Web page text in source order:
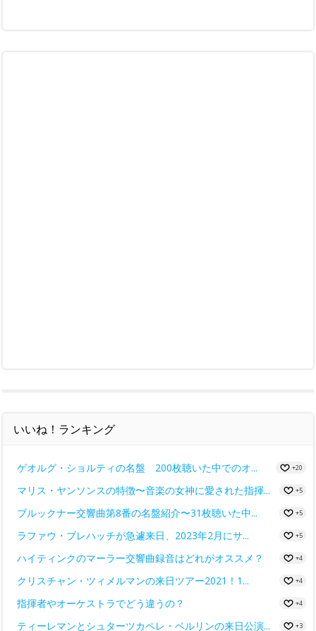
いいね！ランキング
ゲオルグ・ショルティの名盤 200枚聴いた中でのオ... +20
マリス・ヤンソンスの特徴〜音楽の女神に愛された指揮... +5
ブルックナー交響曲第8番の名盤紹介〜31枚聴いた中... +5
ラファウ・ブレハッチが急遽来日、2023年2月にサ... +5
ハイティンクのマーラー交響曲録音はどれがオススメ？ +4
クリスチャン・ツィメルマンの来日ツアー2021！1... +4
指揮者やオーケストラでどう違うの？ +4
ティーレマンとシュターツカペレ・ベルリンの来日公演... +3